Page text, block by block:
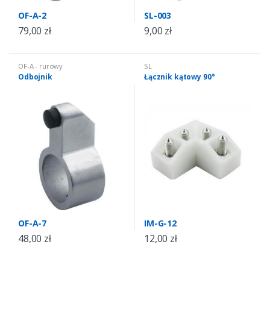
OF-A-2
79,00 zł
SL-003
9,00 zł
OF-A - rurowy
Odbojnik
OF-A-7
48,00 zł
SL
Łącznik kątowy 90°
IM-G-12
12,00 zł